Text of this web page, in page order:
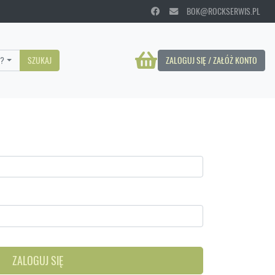
BOK@ROCKSERWIS.PL
ZALOGUJ SIĘ / ZAŁÓŻ KONTO
SZUKAJ
ZALOGUJ SIĘ